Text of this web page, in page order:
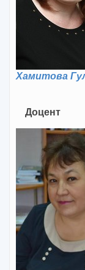
Хамитова
Доцент